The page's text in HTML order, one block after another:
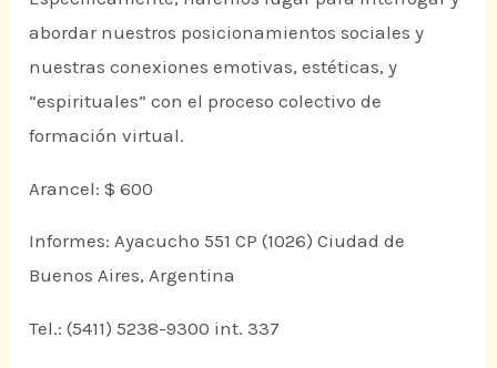
abordar nuestros posicionamientos sociales y
nuestras conexiones emotivas, estéticas, y
“espirituales” con el proceso colectivo de
formación virtual.
Arancel: $ 600
Informes: Ayacucho 551 CP (1026) Ciudad de
Buenos Aires, Argentina
Tel.: (5411) 5238-9300 int. 337